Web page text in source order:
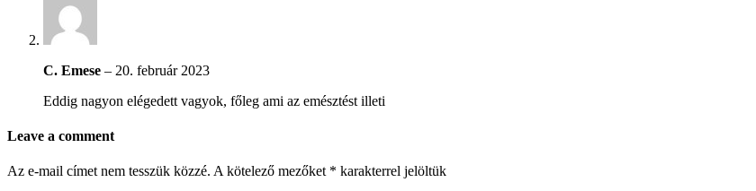
C. Emese – 20. február 2023
Eddig nagyon elégedett vagyok, főleg ami az emésztést illeti
Leave a comment
Az e-mail címet nem tesszük közzé. A kötelező mezőket * karakterrel jelöltük